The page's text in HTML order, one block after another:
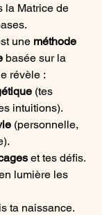
la Matrice de
une méthode
basée sur la
révèle :
(tes
intuitions).
(personnelle,
et tes défis.
lumière les
ta naissance.